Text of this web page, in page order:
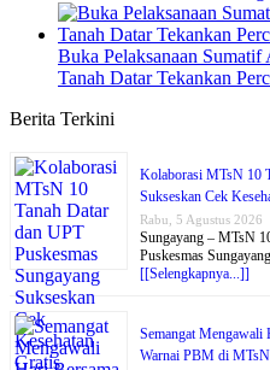
Buka Pelaksanaan
Tanah Datar Tekankan
Berita Terkini
Kolaborasi MTsN 10
Sukseskan Cek
Rabu, 5 Agustus 2026
Sungayang – MTsN
Puskesmas
[[Selengkapnya...]]
Semangat Mengawali
Warnai PBM di